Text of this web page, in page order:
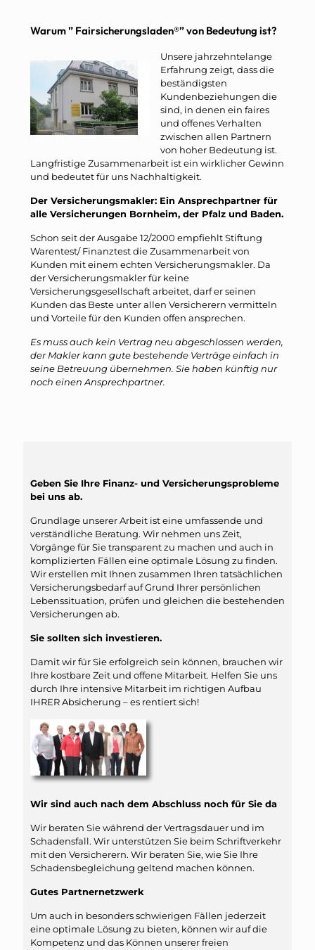
Warum ” Fairsicherungsladen®” von Bedeutung ist?
Unsere jahrzehntelange
Erfahrung zeigt, dass die
beständigsten
Kundenbeziehungen die
sind, in denen ein faires
und offenes Verhalten
zwischen allen Partnern
von hoher Bedeutung ist.
Langfristige Zusammenarbeit ist ein wirklicher Gewinn
und bedeutet für uns Nachhaltigkeit.
Der Versicherungsmakler: Ein Ansprechpartner für
alle Versicherungen Bornheim, der Pfalz und Baden.
Schon seit der Ausgabe 12/2000 empfiehlt Stiftung
Warentest/ Finanztest die Zusammenarbeit von
Kunden mit einem echten Versicherungsmakler. Da
der Versicherungsmakler für keine
Versicherungsgesellschaft arbeitet, darf er seinen
Kunden das Beste unter allen Versicherern vermitteln
und Vorteile für den Kunden offen ansprechen.
Es muss auch kein Vertrag neu abgeschlossen werden,
der Makler kann gute bestehende Verträge einfach in
seine Betreuung übernehmen. Sie haben künftig nur
noch einen Ansprechpartner.
Geben Sie Ihre Finanz- und Versicherungsprobleme
bei uns ab.
Grundlage unserer Arbeit ist eine umfassende und
verständliche Beratung. Wir nehmen uns Zeit,
Vorgänge für Sie transparent zu machen und auch in
komplizierten Fällen eine optimale Lösung zu finden.
Wir erstellen mit Ihnen zusammen Ihren tatsächlichen
Versicherungsbedarf auf Grund Ihrer persönlichen
Lebenssituation, prüfen und gleichen die bestehenden
Versicherungen ab.
Sie sollten sich investieren.
Damit wir für Sie erfolgreich sein können, brauchen wir
Ihre kostbare Zeit und offene Mitarbeit. Helfen Sie uns
durch Ihre intensive Mitarbeit im richtigen Aufbau
IHRER Absicherung – es rentiert sich!
Wir sind auch nach dem Abschluss noch für Sie da
Wir beraten Sie während der Vertragsdauer und im
Schadensfall. Wir unterstützen Sie beim Schriftverkehr
mit den Versicherern. Wir beraten Sie, wie Sie Ihre
Schadensbegleichung geltend machen können.
Gutes Partnernetzwerk
Um auch in besonders schwierigen Fällen jederzeit
eine optimale Lösung zu bieten, können wir auf die
Kompetenz und das Können unserer freien